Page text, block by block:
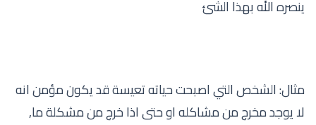
ينصره الله بهذا الشئ
مثال: الشخص التي اصبحت حياته تعيسة قد يكون مؤمن انه
لا يوجد مخرج من مشاكله او حتى اذا خرج من مشكلة ما,